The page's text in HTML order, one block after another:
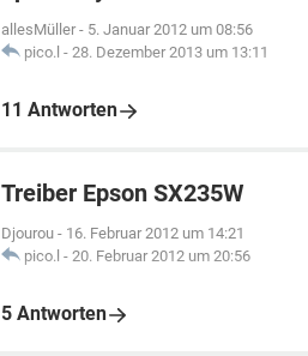
allesMüller - 5. Januar 2012 um 08:56
pico.l - 28. Dezember 2013 um 13:11
11 Antworten
Treiber Epson SX235W
Djourou - 16. Februar 2012 um 14:21
pico.l - 20. Februar 2012 um 20:56
5 Antworten